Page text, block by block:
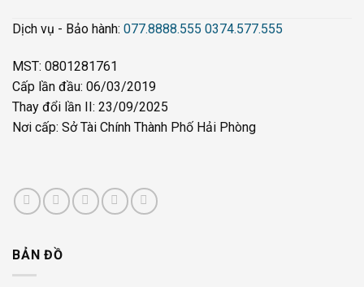
Dịch vụ - Bảo hành: 077.8888.555 0374.577.555
MST: 0801281761
Cấp lần đầu: 06/03/2019
Thay đổi lần II: 23/09/2025
Nơi cấp: Sở Tài Chính Thành Phố Hải Phòng
BẢN ĐỒ